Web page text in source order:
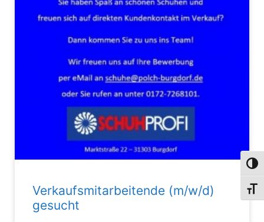
Verkaufsmitarbeitende (m/w/d)
gesucht